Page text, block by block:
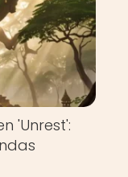
'Unrest':